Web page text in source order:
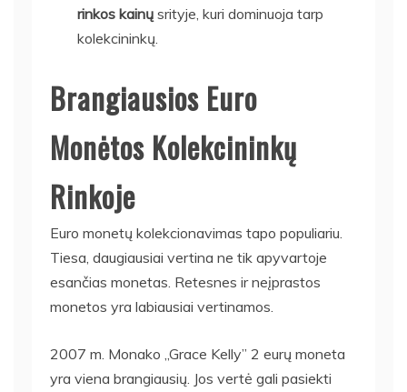
rinkos kainų srityje, kuri dominuoja tarp
kolekcininkų.
Brangiausios Euro
Monėtos Kolekcininkų
Rinkoje
Euro monetų kolekcionavimas tapo populiariu.
Tiesa, daugiausiai vertina ne tik apyvartoje
esančias monetas. Retesnes ir neįprastos
monetos yra labiausiai vertinamos.
2007 m. Monako „Grace Kelly” 2 eurų moneta
yra viena brangiausių. Jos vertė gali pasiekti